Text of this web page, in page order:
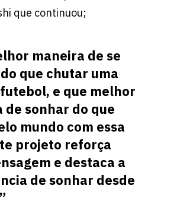
que continuou;
maneira de se
que chutar uma
e que melhor
de sonhar do que
mundo com essa
projeto reforça
e destaca a
de sonhar desde